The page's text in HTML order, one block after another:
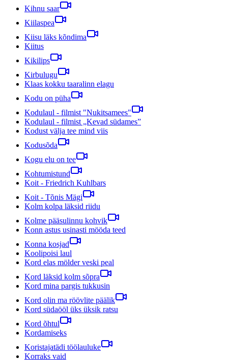
Kihnu saar
Kiilaspea
Kiisu läks kõndima
Kiitus
Kikilips
Kirbulugu
Klaas kokku taaralinn elagu
Kodu on püha
Kodulaul - filmist "Nukitsamees"
Kodulaul - filmist „Kevad südames”
Kodust välja tee mind viis
Kodusõda
Kogu elu on tee
Kohtumistund
Koit - Friedrich Kuhlbars
Koit - Tõnis Mägi
Kolm kolpa läksid riidu
Kolme pääsulinnu kohvik
Konn astus usinasti mööda teed
Konna kosjad
Koolipoisi laul
Kord elas mölder veski peal
Kord läksid kolm sõpra
Kord mina pargis tukkusin
Kord olin ma röövlite päälik
Kord südaööl üks üksik ratsu
Kord õhtul
Kordamiseks
Koristajatädi töölauluke
Korraks vaid